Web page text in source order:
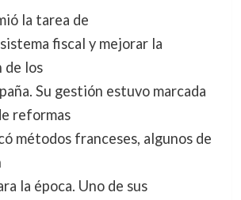
la tarea de
fiscal y mejorar la
de los
Su gestión estuvo marcada
reformas
métodos franceses, algunos de
la época. Uno de sus